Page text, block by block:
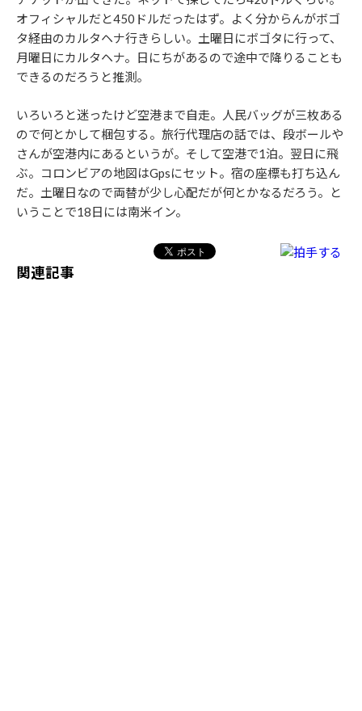
オフィシャルだと450ドルだったはず。よく分からんがボゴ
タ経由のカルタヘナ行きらしい。土曜日にボゴタに行って、
月曜日にカルタヘナ。日にちがあるので途中で降りることも
できるのだろうと推測。
いろいろと迷ったけど空港まで自走。人民バッグが三枚ある
ので何とかして梱包する。旅行代理店の話では、段ボールや
さんが空港内にあるというが。そして空港で1泊。翌日に飛
ぶ。コロンビアの地図はGpsにセット。宿の座標も打ち込ん
だ。土曜日なので両替が少し心配だが何とかなるだろう。と
いうことで18日には南米イン。
関連記事